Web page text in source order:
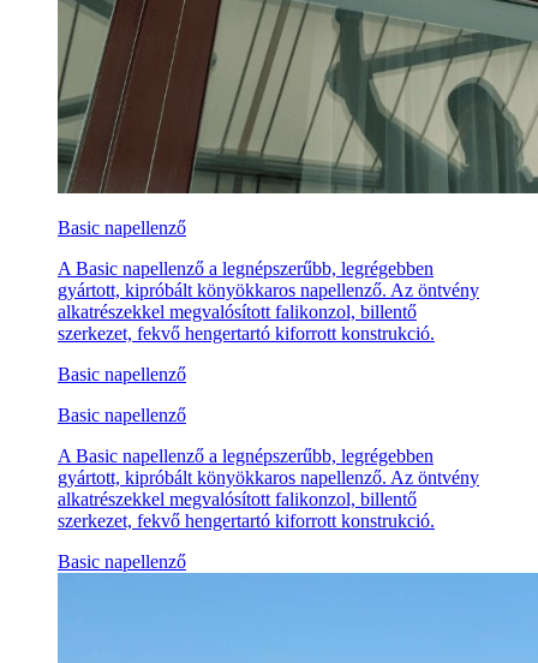
Basic napellenző
A Basic napellenző a legnépszerűbb, legrégebben
gyártott, kipróbált könyökkaros napellenző. Az öntvény
alkatrészekkel megvalósított falikonzol, billentő
szerkezet, fekvő hengertartó kiforrott konstrukció.
Basic napellenző
Basic napellenző
A Basic napellenző a legnépszerűbb, legrégebben
gyártott, kipróbált könyökkaros napellenző. Az öntvény
alkatrészekkel megvalósított falikonzol, billentő
szerkezet, fekvő hengertartó kiforrott konstrukció.
Basic napellenző